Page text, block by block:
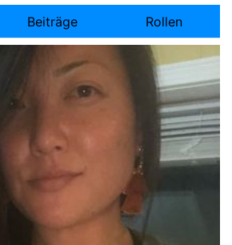
Beiträge Rollen